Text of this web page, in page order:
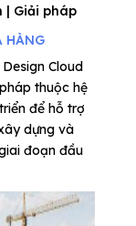
| Giải pháp
HÀNG
Cloud
thuộc hệ
để hỗ trợ
dựng và
đoạn đầu